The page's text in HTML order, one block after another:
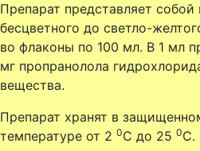
Препарат представляет
бесцветного до светло-
во флаконы по 100 мл. В 1 мл
мг пропранолола
вещества.
Препарат хранят в
температуре от 2 0C до 25 0С.